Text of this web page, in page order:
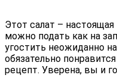
Этот салат – настоящая
можно подать как на
угостить неожиданно
обязательно
рецепт. Уверена, вы и